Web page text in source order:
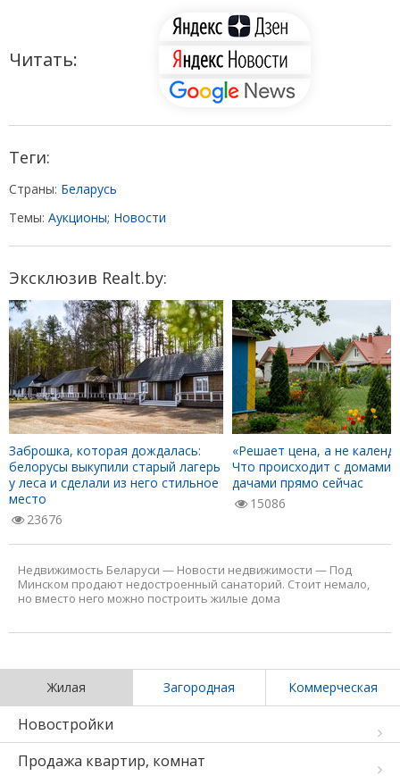
Читать:
Теги:
Страны: Беларусь
Темы: Аукционы; Новости
Эксклюзив Realt.by:
Заброшка, которая дождалась:
белорусы выкупили старый лагерь
у леса и сделали из него стильное
место
23676
«Решает цена, а не
Что происходит с домами
дачами прямо сейчас
15086
Недвижимость Беларуси — Новости недвижимости — Под
Минском продают недостроенный санаторий. Стоит немало,
но вместо него можно построить жилые дома
Жилая Загородная Коммерческая
Новостройки
Продажа квартир, комнат